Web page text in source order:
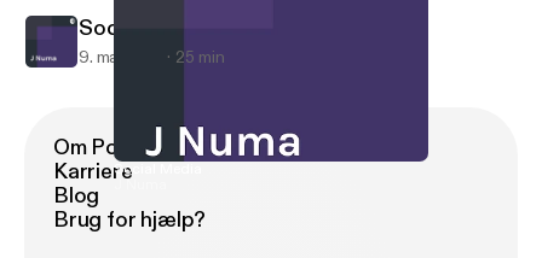
Social Media
Social Media
9. maj 2018 25 min
Om Podimo
Karriere
Blog
Brug for hjælp?